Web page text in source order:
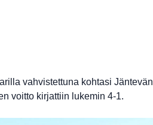
vahvistettuna kohtasi Jäntevän
voitto kirjattiin lukemin 4-1.